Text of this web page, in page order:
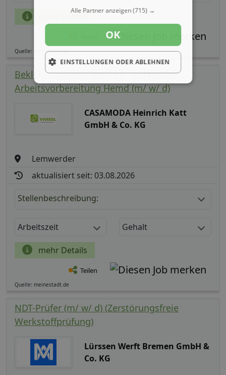
Quelle: meinestadt.de
Bekleidungstechniker/ in - technische
Arbeitsvorbereitung Hemd (m/ w/ d)
CASAMODA Heinrich Katt
GmbH & Co. KG
Lemwerder
aktualisiert seit: 03.08.2026
Stellenbeschreibung:
Arbeitszeit Gehalt
mehr Details
Teilen
Quelle: meinestadt.de
NDT-Prüfer (m/ w/ d) (Zerstörungsfreie
Werkstoffprüfung)
Lürssen Werft Bremen GmbH &
Co. KG
Alle Partner anzeigen(715) →
OK
EINSTELLUNGEN ODER ABLEHNEN